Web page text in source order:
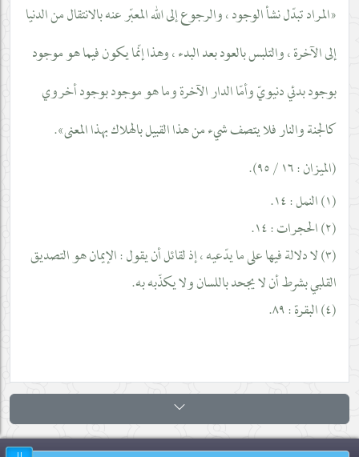
«المراد تبدّل نشأ الوجود ، والرجوع إلى الله المعبّر عنه بالانتقال من الدنيا
إلى الآخرة ، والتلبس بالعود بعد البدء ، وهذا إنّما يكون فيما هو موجود
بوجود بدئي دنيويّ وأمّا الدار الآخرة وما هو موجود بوجود أخروي
كالجنة والنار فلا يتصف شيء من هذا القبيل بالهلاك بهذا المعنى».
(الميزان : ١٦ / ٩٥).
(١) النمل : ١٤.
(٢) الحجرات : ١٤.
(٣) لا دلالة فيها على ما يدّعيه ، إذ لقائل أن يقول : الإيمان هو التصديق
القلبي بشرط أن لا يجحد باللسان ولا يكذّبه به.
(٤) البقرة : ٨٩.